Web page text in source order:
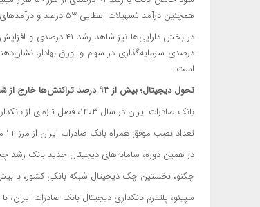
همچنین درآمد تسهیلات اعطایی ۵۳ درصد و درآمدهای کارمزدی و غیرمشاع ۶۰ درصد رشد داشت.
درصدی سرمایه‌گذاری در سهام و اوراق بهادار،
است.
تحول دیجیتال؛ بیش از ۹۳ درصد تراکنش‌ها خارج از شعب
بانک صادرات ایران در سال ۱۴۰۳، فصل تازه‌ای از بانکداری دیجیتال را رقم زد.
تعداد نصب موفق همراه بانک صادرات ایران از مرز ۱.۲ میلیون گذشت و بیش از ۳.۶ میلیون کاربر فعال در پایان سال ثبت شد.
در همین دوره، سامانه‌های دیجیتال جدید بانک رشد
چکنو، نخستین چک دیجیتال شبکه بانکی کشور، با بیش از ۷۸۰ هزار
سپینو، پلتفرم بانکداری دیجیتال بانک صادرات ایران، با ۱.۹ میلیون کاربر در نخستین سال فعالیت